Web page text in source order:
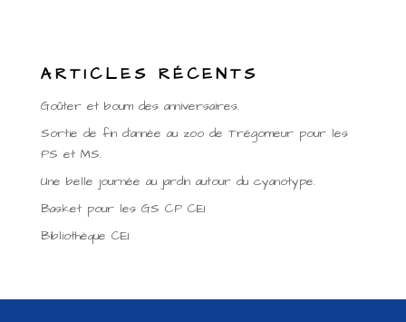
ARTICLES RÉCENTS
Goûter et boum des anniversaires.
Sortie de fin d’année au zoo de Trégomeur pour les
PS et MS.
Une belle journée au jardin autour du cyanotype.
Basket pour les GS CP CE1
Bibliothèque CE1